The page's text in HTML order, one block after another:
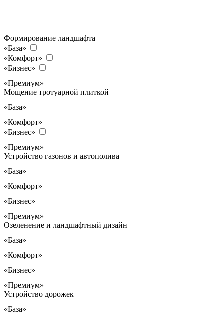
Формирование ландшафта
«База»
«Комфорт»
«Бизнес»
«Премиум»
Мощение тротуарной плиткой
«База»
«Комфорт»
«Бизнес»
«Премиум»
Устройство газонов и автополива
«База»
«Комфорт»
«Бизнес»
«Премиум»
Озеленение и ландшафтный дизайн
«База»
«Комфорт»
«Бизнес»
«Премиум»
Устройство дорожек
«База»